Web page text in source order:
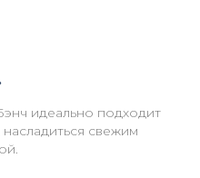
идеально подходит
свежим